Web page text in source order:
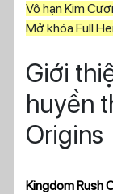
Vô hạn Kim
Mở khóa Full
Giới
huyền
Origins
Kingdom Rush